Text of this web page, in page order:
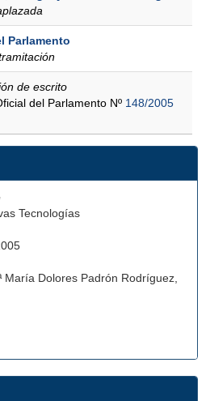
Parlamento
de escrito
del Parlamento Nº 148/2005
Tecnologías
María Dolores Padrón Rodríguez,